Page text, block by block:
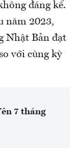
đáng kể.
năm 2023,
Nhật Bản đạt
với cùng kỳ
7 tháng